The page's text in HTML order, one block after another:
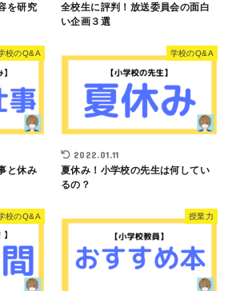
を研究
全校生に評判！放送委員会の面白
い企画３選
校のQ&A
と休み
学校のQ&A
2022.01.11
夏休み！小学校の先生は何してい
るの？
校のQ&A 授業力